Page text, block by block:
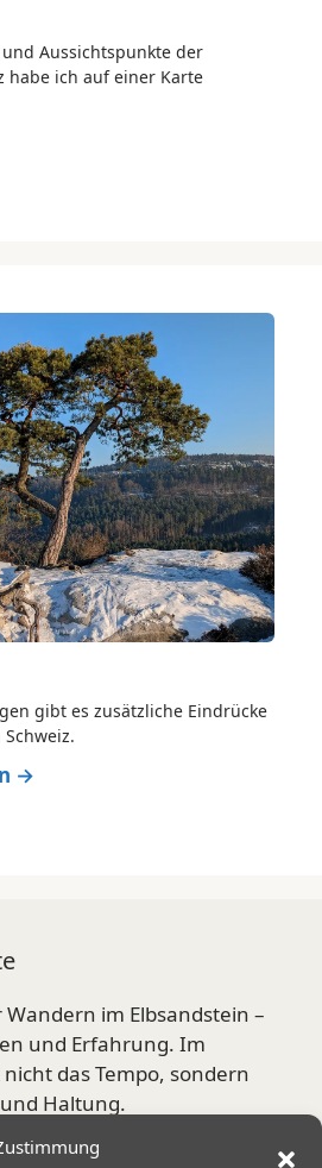
Aussichtspunkte der
habe ich auf einer Karte
gibt es zusätzliche Eindrücke
→
im Elbsandstein –
und Erfahrung. Im
das Tempo, sondern
Haltung.